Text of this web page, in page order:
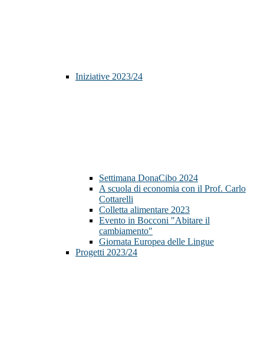
Iniziative 2023/24
Settimana DonaCibo 2024
A scuola di economia con il Prof. Carlo
Cottarelli
Colletta alimentare 2023
Evento in Bocconi "Abitare il
cambiamento"
Giornata Europea delle Lingue
Progetti 2023/24